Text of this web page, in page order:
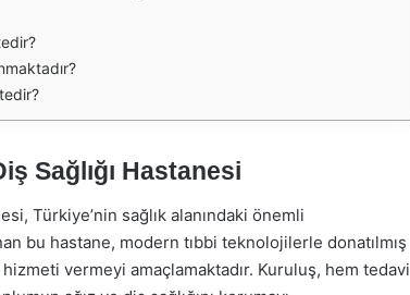
Sağlığı Hastanesi
Türkiye’nin sağlık alanındaki önemli
bu hastane, modern tıbbi teknolojilerle donatılmış
vermeyi amaçlamaktadır. Kuruluş, hem tedavi